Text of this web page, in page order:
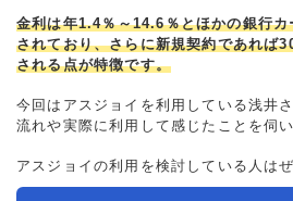
ーン利用者へのインタビューなども
と事実に基づいた信頼性の高い情報
＞＞公式ページ
金利は年1.4％～14.6％とほかの銀行
されており、さらに新規契約であれば
される点が特徴です。
今回はアスジョイを利用している浅井
流れや実際に利用して感じたことを伺い
アスジョイの利用を検討している人は